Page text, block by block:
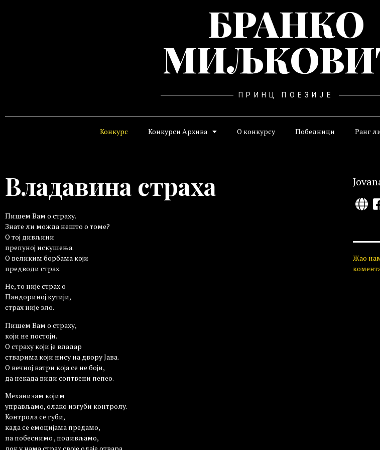
БРАНКО
ПРИНЦ ПОЕЗИЈЕ
Конкурс Конкурси Архива О конкурсу Победници Ранг
Владавина страха
Пишем Вам о страху.
Знате ли можда нешто о томе?
О тој дивљини
препуној искушења.
О великим борбама који
предводи страх.
Не, то није страх о
Пандориној кутији,
страх није зло.
Пишем Вам о страху,
који не постоји.
О страху који је владар
стварима који нису на двору Јава.
О вечној ватри која се не боји,
да некада види соптвени пепео.
Механизам којим
управљамо, олако изгуби контролу.
Контрола се губи,
када се емоцијама предамо,
па побеснимо , подивљамо,
Жао